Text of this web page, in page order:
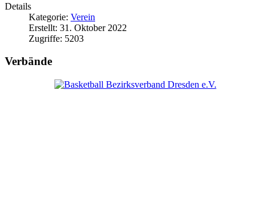
Details
Kategorie: Verein
Erstellt: 31. Oktober 2022
Zugriffe: 5203
Verbände